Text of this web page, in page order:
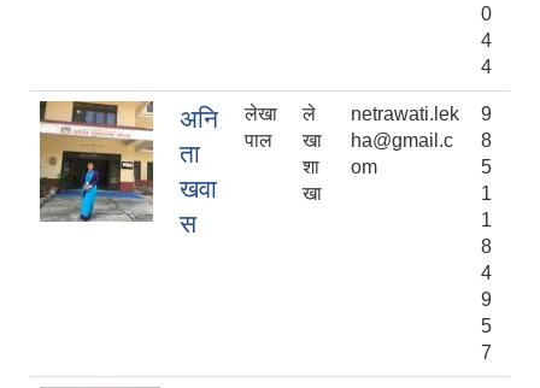
0
4
4
अनि
ता
खवा
स
लेखा
पाल
ले
खा
शा
खा
netrawati.lek
ha@gmail.c
om
9
8
5
1
1
8
4
9
5
7